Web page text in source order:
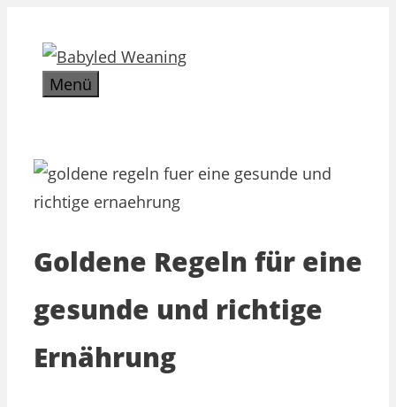
Inhalt
springenMenü
Goldene Regeln für eine
gesunde und richtige
Ernährung